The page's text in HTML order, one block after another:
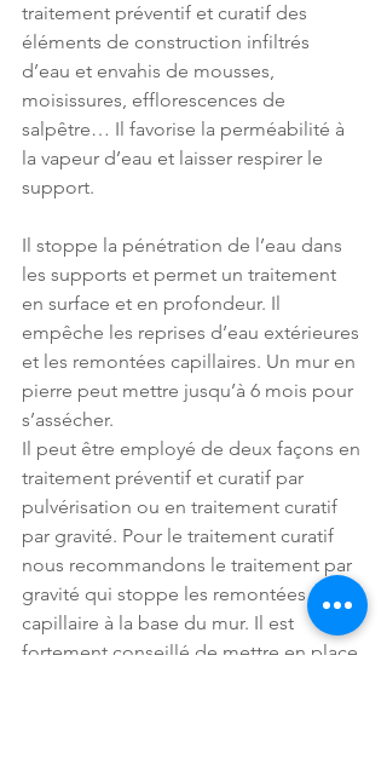
traitement préventif et curatif des
éléments de construction infiltrés
d’eau et envahis de mousses,
moisissures, efflorescences de
salpêtre… Il favorise la perméabilité à
la vapeur d’eau et laisser respirer le
support.
Il stoppe la pénétration de l’eau dans
les supports et permet un traitement
en surface et en profondeur. Il
empêche les reprises d’eau extérieures
et les remontées capillaires. Un mur en
pierre peut mettre jusqu’à 6 mois pour
s’assécher.
Il peut être employé de deux façons en
traitement préventif et curatif par
pulvérisation ou en traitement curatif
par gravité. Pour le traitement curatif
nous recommandons le traitement par
gravité qui stoppe les remontées
capillaire à la base du mur. Il est
fortement conseillé de mettre en place